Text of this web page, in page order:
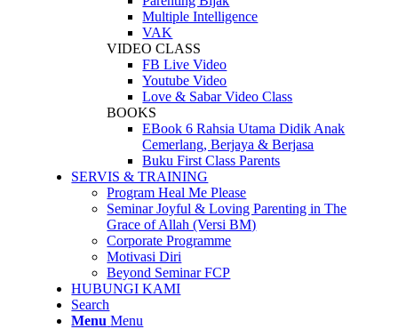
Multiple Intelligence
VAK
VIDEO CLASS
FB Live Video
Youtube Video
Love & Sabar Video Class
BOOKS
EBook 6 Rahsia Utama Didik Anak
Cemerlang, Berjaya & Berjasa
Buku First Class Parents
SERVIS & TRAINING
Program Heal Me Please
Seminar Joyful & Loving Parenting in The
Grace of Allah (Versi BM)
Corporate Programme
Motivasi Diri
Beyond Seminar FCP
HUBUNGI KAMI
Search
Menu Menu